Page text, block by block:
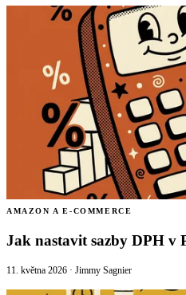
AMAZON A E-COMMERCE
Jak nastavit sazby DPH v
11. května 2026 · Jimmy Sagnier